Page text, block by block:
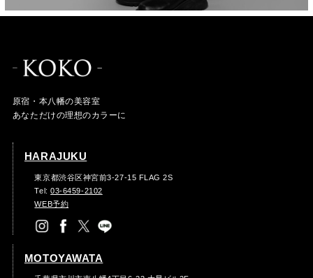
原宿・本八幡の美容室
あなただけの理想のカラーに
HARAJUKU
東京都渋谷区神宮前3-27-15 FLAG 2S
Tel:03-6459-2102
WEB予約
MOTOYAWATA